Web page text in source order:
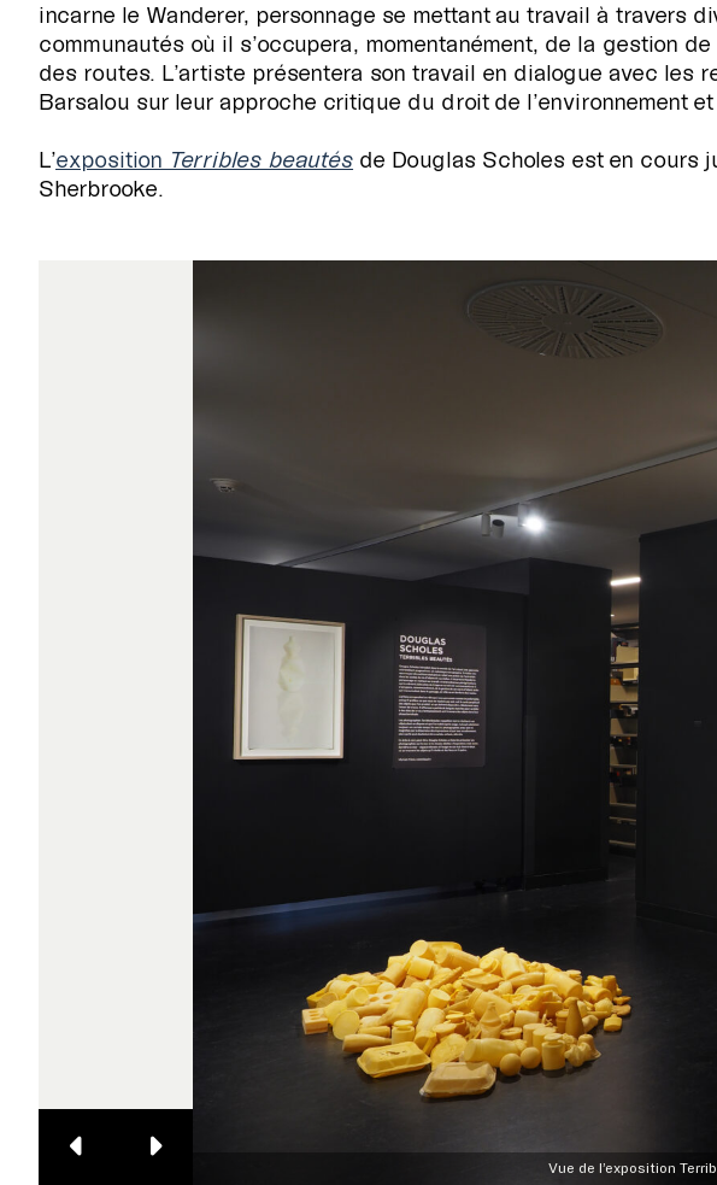
RECHERCHE

incarne le Wanderer, personnage se mettant au travail à travers
communautés où il s’occupera, momentanément, de la gestion
des routes. L’artiste présentera son travail en dialogue avec les
Barsalou sur leur approche critique du droit de l’environnement
L’exposition Terribles beautés de Douglas Scholes est en cours
Sherbrooke.
Vue de l’exposition